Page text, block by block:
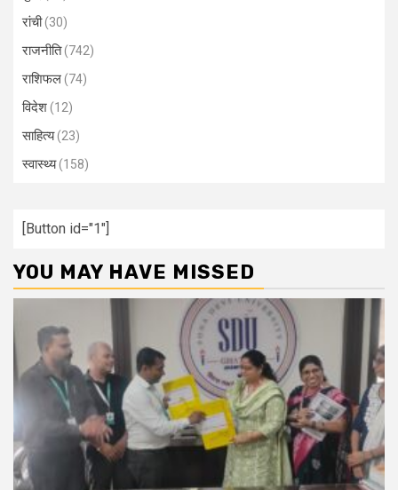
रांची(30)
राजनीति(742)
राशिफल(74)
विदेश(12)
साहित्य(23)
स्वास्थ्य(158)
[Button id="1"]
YOU MAY HAVE MISSED